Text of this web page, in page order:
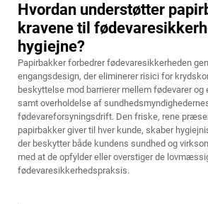
Hvordan understøtter
kravene til
hygiejne?
Papirbakker forbedrer fødevaresikkerheden
engangsdesign, der eliminerer risici for
beskyttelse mod barrierer mellem fødevarer og
samt overholdelse af
fødevareforsyningsdrift. Den friske, rene
papirbakker giver til hver kunde, skaber
der beskytter både kundens sundhed og
med at de opfylder eller overstiger de
fødevaresikkerhedspraksis.